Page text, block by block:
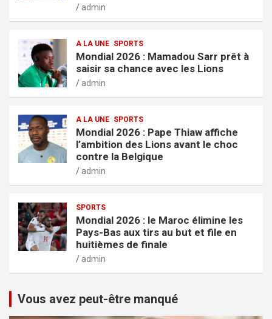
admin
A LA UNE SPORTS
Mondial 2026 : Mamadou Sarr prêt à
saisir sa chance avec les Lions
admin
A LA UNE SPORTS
Mondial 2026 : Pape Thiaw affiche
l’ambition des Lions avant le choc
contre la Belgique
admin
SPORTS
Mondial 2026 : le Maroc élimine les
Pays-Bas aux tirs au but et file en
huitièmes de finale
admin
Vous avez peut-être manqué